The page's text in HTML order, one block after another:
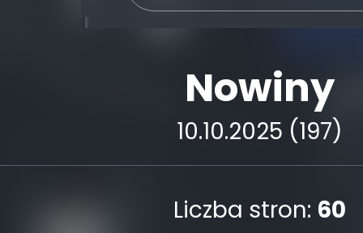
Nowiny
10.10.2025 (197)
Liczba stron: 60